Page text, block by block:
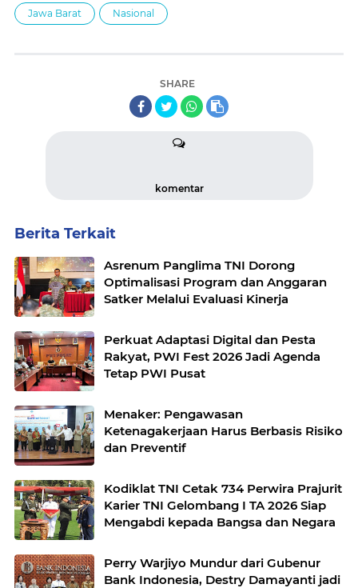
Jawa Barat Nasional
SHARE
komentar
Berita Terkait
Asrenum Panglima TNI Dorong
Optimalisasi Program dan Anggaran
Satker Melalui Evaluasi Kinerja
Perkuat Adaptasi Digital dan Pesta
Rakyat, PWI Fest 2026 Jadi Agenda
Tetap PWI Pusat
Menaker: Pengawasan
Ketenagakerjaan Harus Berbasis Risiko
dan Preventif
Kodiklat TNI Cetak 734 Perwira Prajurit
Karier TNI Gelombang I TA 2026 Siap
Mengabdi kepada Bangsa dan Negara
Perry Warjiyo Mundur dari Gubenur
Bank Indonesia, Destry Damayanti jadi